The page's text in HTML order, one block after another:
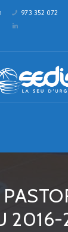
973 352 072
2016-